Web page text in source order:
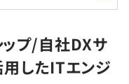
ップ/自社DXサ
したITエンジ